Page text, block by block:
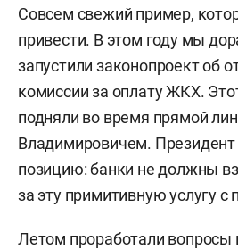
Совсем свежий пример,
привести. В этом году мы
запустили законопроект об
комиссии за оплату ЖКХ.
подняли во время прямой
Владимировичем.
позицию: банки не должны
за эту примитивную услугу с
Летом проработали вопросы